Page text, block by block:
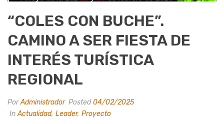
“COLES CON BUCHE”.
CAMINO A SER FIESTA DE
INTERÉS TURÍSTICA
REGIONAL
PorAdministrador Posted04/02/2025
InActualidad, Leader, Proyecto